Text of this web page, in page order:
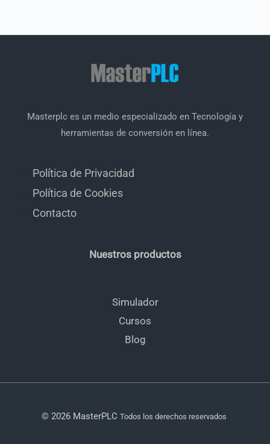
Masterplc es un medio especializado en Tecnología y
herramientas de conversión en línea.
Política de Privacidad
Política de Cookies
Contacto
Nuestros productos
Simulador
Cursos
Blog
© 2026 MasterPLC Todos los derechos reservados